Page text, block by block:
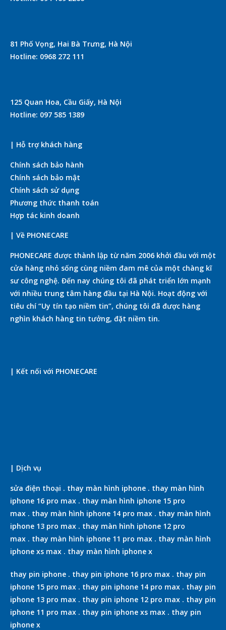
81 Phố Vọng, Hai Bà Trưng, Hà Nội
Hotline: 0968 272 111
125 Quan Hoa, Cầu Giấy, Hà Nội
Hotline: 097 585 1389
| Hỗ trợ khách hàng
Chính sách bảo hành
Chính sách bảo mật
Chính sách sử dụng
Phương thức thanh toán
Hợp tác kinh doanh
| Về PHONECARE
PHONECARE được thành lập từ năm 2006 khởi đầu với một
cửa hàng nhỏ sống cùng niềm đam mê của một chàng kĩ
sư công nghệ. Đến nay chúng tôi đã phát triển lớn mạnh
với nhiều trung tâm hàng đầu tại Hà Nội. Hoạt động với
tiêu chí “Uy tín tạo niềm tin”, chúng tôi đã được hàng
nghìn khách hàng tin tưởng, đặt niềm tin.
| Kết nối với PHONECARE
| Dịch vụ
sửa điện thoại . thay màn hình iphone . thay màn hình
iphone 16 pro max . thay màn hình iphone 15 pro
max . thay màn hình iphone 14 pro max . thay màn hình
iphone 13 pro max . thay màn hình iphone 12 pro
max . thay màn hình iphone 11 pro max . thay màn hình
iphone xs max . thay màn hình iphone x
thay pin iphone . thay pin iphone 16 pro max . thay pin
iphone 15 pro max . thay pin iphone 14 pro max . thay pin
iphone 13 pro max . thay pin iphone 12 pro max . thay pin
iphone 11 pro max . thay pin iphone xs max . thay pin
iphone x